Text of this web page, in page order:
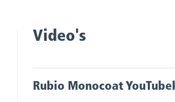
Video's
Rubio Monocoat